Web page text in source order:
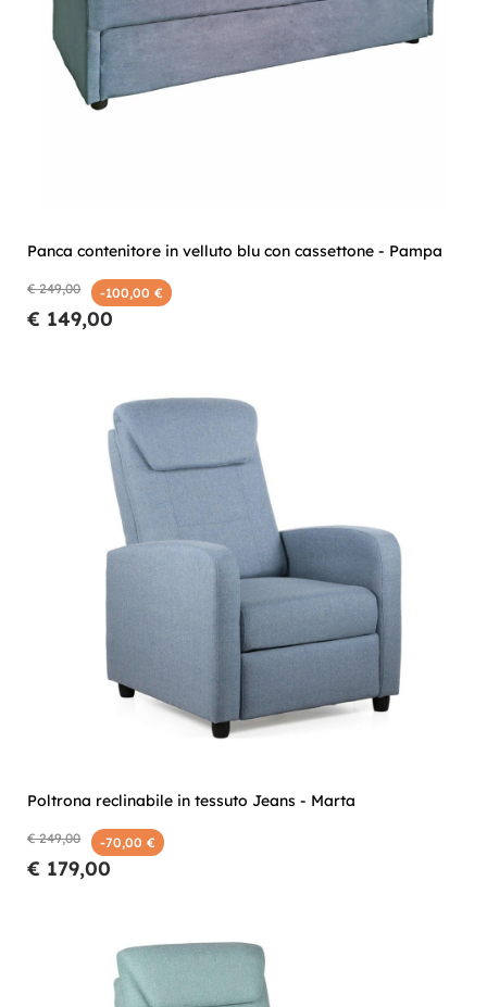
Panca contenitore in velluto blu con cassettone - Pampa
€ 249,00 -100,00 €
€ 149,00
Poltrona reclinabile in tessuto Jeans - Marta
€ 249,00 -70,00 €
€ 179,00